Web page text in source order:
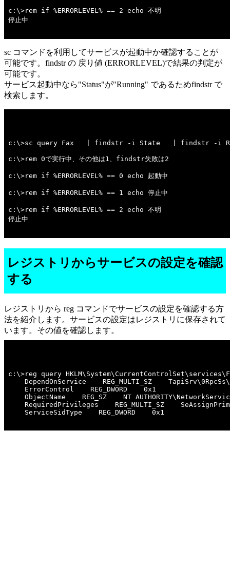
c:\>rem if %ERRORLEVEL% == 2 echo 不明
停止中
sc コマンドを利用してサービスが起動中か確認することが
可能です。findstr の 戻り値 (ERRORLEVEL)で結果の判定が
可能です。
サービス起動中なら"Status"が"Running" であるためfindstr で
検索します。
c:\>sc query Fax   | findstr -i State   | findstr -i
c:\>rem 0で実行中、その他は1、findstr失敗は2
c:\>rem if %ERRORLEVEL% == 0 echo 起動中
c:\>rem if %ERRORLEVEL% == 1 echo 停止中
c:\>rem if %ERRORLEVEL% == 2 echo 不明
停止中
レジストリからサービスの設定を確認
する
レジストリから reg コマンドでサービスの設定を確認する方
法を紹介します。サービスの設定はレジストリに保存されて
います。その値を確認します。
c:\>reg query
DependOnService    REG_MULTI_SZ
    ErrorControl    REG_DWORD    0x1
ObjectName    REG_SZ    NT
RequiredPrivileges    REG_MULTI_SZ
    ServiceSidType    REG_DWORD    0x1